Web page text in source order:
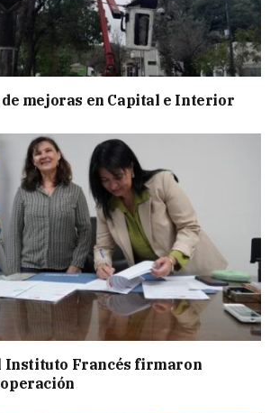
mejoras en Capital e Interior
Instituto Francés firmaron